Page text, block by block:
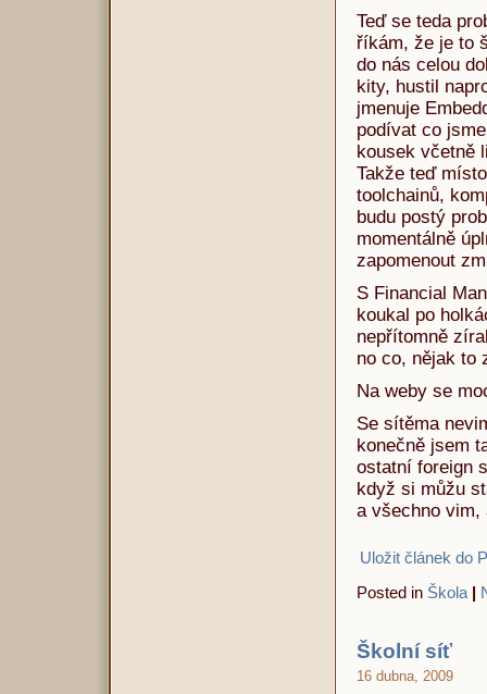
Teď se teda
říkám, že je to
do nás celou
kity, hustil
jmenuje
podívat co
kousek včetně
Takže teď
toolchainů,
budu postý
momentálně
zapomenout
S Financial
koukal po
nepřítomně
no co, nějak to
Na weby se
Se sítěma
konečně jsem
ostatní foreign
když si můžu
a všechno
Uložit článek do
Posted in Škola |
Školní síť
16 dubna, 2009